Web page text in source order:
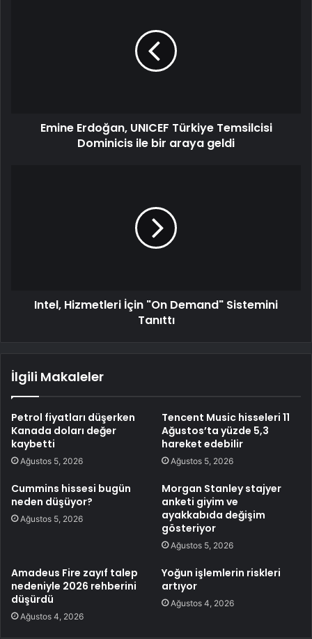
Emine Erdoğan, UNICEF Türkiye Temsilcisi
Dominicis ile bir araya geldi
Intel, Hizmetleri İçin "On Demand" Sistemini
Tanıttı
İlgili Makaleler
Petrol fiyatları düşerken
Kanada doları değer
kaybetti
Ağustos 5, 2026
Tencent Music hisseleri 11
Ağustos’ta yüzde 5,3
hareket edebilir
Ağustos 5, 2026
Cummins hissesi bugün
neden düşüyor?
Ağustos 5, 2026
Morgan Stanley stajyer
anketi giyim ve
ayakkabıda değişim
gösteriyor
Ağustos 5, 2026
Amadeus Fire zayıf talep
nedeniyle 2026 rehberini
düşürdü
Ağustos 4, 2026
Yoğun işlemlerin riskleri
artıyor
Ağustos 4, 2026